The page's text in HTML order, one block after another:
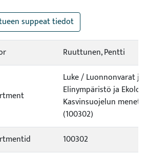
suppeat tiedot
Ruuttunen, Pentti
Luke / Luonnonvarat
Elinympäristö ja
Kasvinsuojelun
(100302)
100302